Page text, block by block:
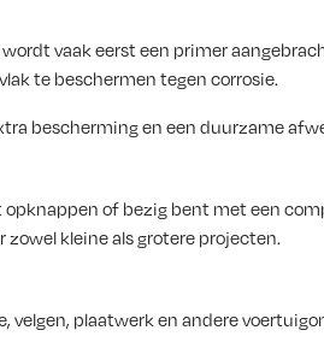
vaak eerst een primer
te beschermen tegen corrosie.
bescherming en een duurzame
of bezig bent met een
kleine als grotere projecten.
plaatwerk en andere